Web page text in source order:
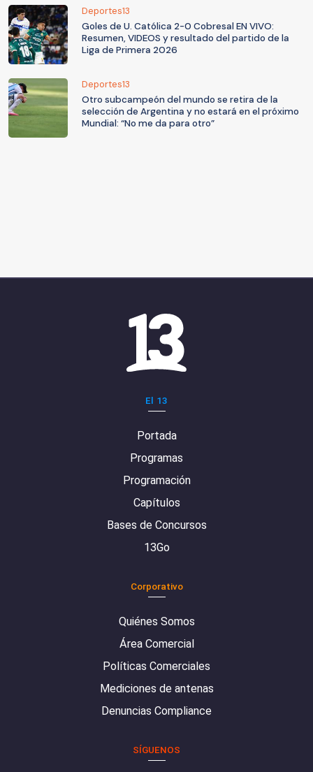
Deportes13
Goles de U. Católica 2-0 Cobresal EN VIVO:
Resumen, VIDEOS y resultado del partido de la
Liga de Primera 2026
Deportes13
Otro subcampeón del mundo se retira de la
selección de Argentina y no estará en el próximo
Mundial: “No me da para otro”
El 13
Portada
Programas
Programación
Capítulos
Bases de Concursos
13Go
Corporativo
Quiénes Somos
Área Comercial
Políticas Comerciales
Mediciones de antenas
Denuncias Compliance
SÍGUENOS